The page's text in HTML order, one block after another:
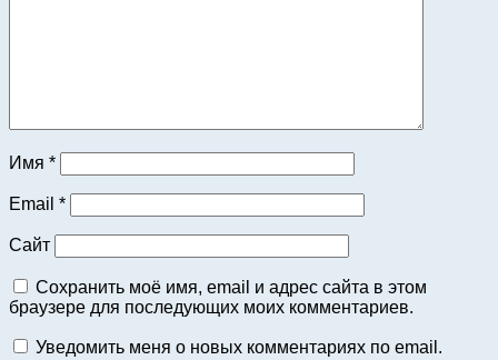
Имя *
Email *
Сайт
Сохранить моё имя, email и адрес сайта в этом
браузере для последующих моих комментариев.
Уведомить меня о новых комментариях по email.